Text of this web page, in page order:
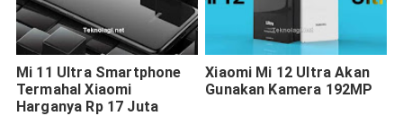
Mi 11 Ultra Smartphone
Termahal Xiaomi
Harganya Rp 17 Juta
Xiaomi Mi 12 Ultra Akan
Gunakan Kamera 192MP